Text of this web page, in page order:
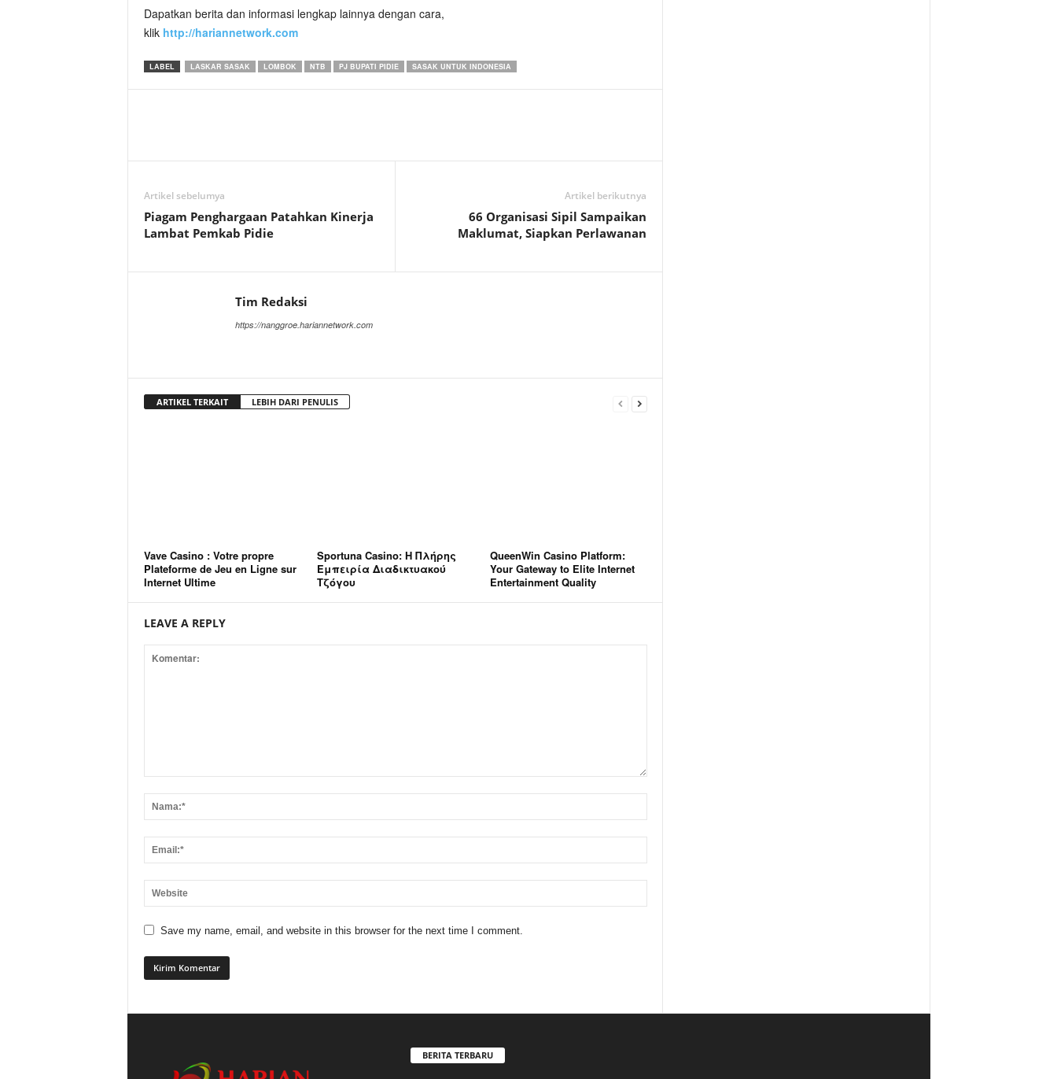
Dapatkan berita dan informasi lengkap lainnya dengan cara,
klik http://hariannetwork.com
LABEL LASKAR SASAK LOMBOK NTB PJ BUPATI PIDIE SASAK UNTUK INDONESIA
Artikel sebelumya
Piagam Penghargaan Patahkan Kinerja
Lambat Pemkab Pidie
Artikel berikutnya
66 Organisasi Sipil Sampaikan
Maklumat, Siapkan Perlawanan
Tim Redaksi
https://nanggroe.hariannetwork.com
ARTIKEL TERKAIT LEBIH DARI PENULIS
Vave Casino : Votre propre
Plateforme de Jeu en Ligne sur
Internet Ultime
Sportuna Casino: Η Πλήρης
Εμπειρία Διαδικτυακού
Τζόγου
QueenWin Casino Platform:
Your Gateway to Elite Internet
Entertainment Quality
LEAVE A REPLY
Save my name, email, and website in this browser for the next time I comment.
BERITA TERBARU